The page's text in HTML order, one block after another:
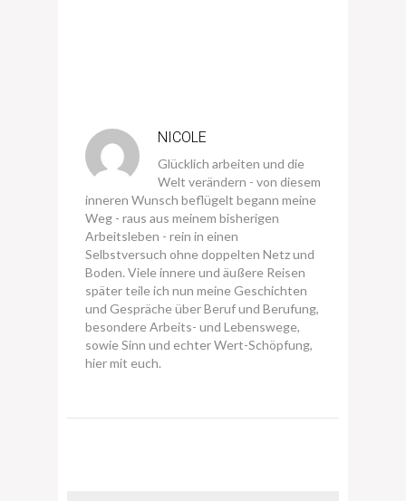
NICOLE
Glücklich arbeiten und die
Welt verändern - von diesem
inneren Wunsch beflügelt begann meine
Weg - raus aus meinem bisherigen
Arbeitsleben - rein in einen
Selbstversuch ohne doppelten Netz und
Boden. Viele innere und äußere Reisen
später teile ich nun meine Geschichten
und Gespräche über Beruf und Berufung,
besondere Arbeits- und Lebenswege,
sowie Sinn und echter Wert-Schöpfung,
hier mit euch.